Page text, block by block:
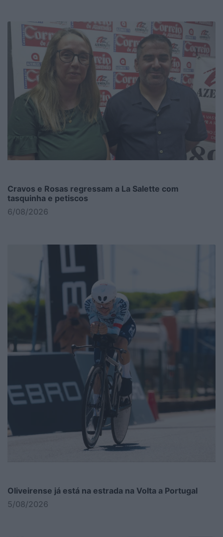
Cravos e Rosas regressam a La Salette com
tasquinha e petiscos
6/08/2026
Oliveirense já está na estrada na Volta a Portugal
5/08/2026